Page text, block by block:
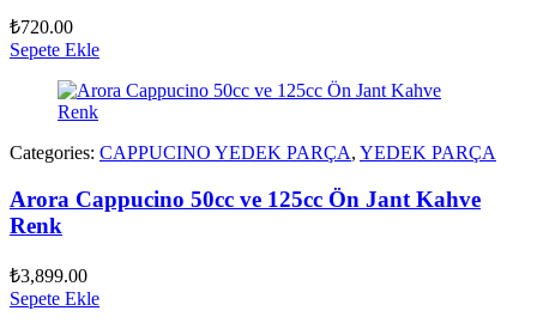
₺720.00
Sepete Ekle
Categories: CAPPUCINO YEDEK PARÇA, YEDEK PARÇA
Arora Cappucino 50cc ve 125cc Ön Jant Kahve
Renk
₺3,899.00
Sepete Ekle